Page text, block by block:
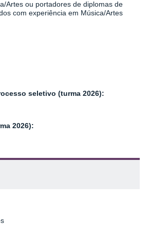
Artes ou portadores de diplomas de
com experiência em Música/Artes
seletivo (turma 2026):
2026):